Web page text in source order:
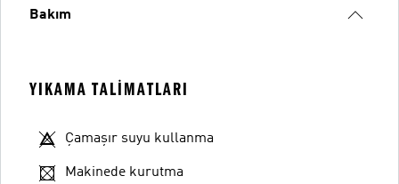
Bakım
YIKAMA TALIMATLARI
Çamaşır suyu kullanma
Makinede kurutma